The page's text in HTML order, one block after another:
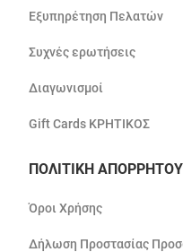
Εξυπηρέτηση Πελατών
Συχνές ερωτήσεις
Διαγωνισμοί
Gift Cards ΚΡΗΤΙΚΟΣ
ΠΟΛΙΤΙΚΗ ΑΠΟΡΡΗΤΟΥ
Όροι Χρήσης
Δήλωση Προστασίας